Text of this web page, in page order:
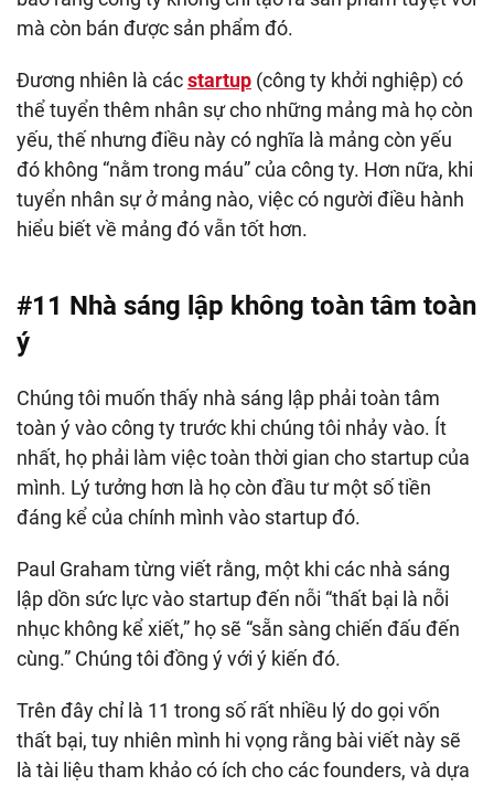
mà còn bán được sản phẩm đó.
Đương nhiên là cácstartup (công ty khởi nghiệp) có
thể tuyển thêm nhân sự cho những mảng mà họ còn
yếu, thế nhưng điều này có nghĩa là mảng còn yếu
đó không “nằm trong máu” của công ty. Hơn nữa, khi
tuyển nhân sự ở mảng nào, việc có người điều hành
hiểu biết về mảng đó vẫn tốt hơn.
#11 Nhà sáng lập không toàn tâm toàn
ý
Chúng tôi muốn thấy nhà sáng lập phải toàn tâm
toàn ý vào công ty trước khi chúng tôi nhảy vào. Ít
nhất, họ phải làm việc toàn thời gian cho startup của
mình. Lý tưởng hơn là họ còn đầu tư một số tiền
đáng kể của chính mình vào startup đó.
Paul Graham từng viết rằng, một khi các nhà sáng
lập dồn sức lực vào startup đến nỗi “thất bại là nỗi
nhục không kể xiết,” họ sẽ “sẵn sàng chiến đấu đến
cùng.” Chúng tôi đồng ý với ý kiến đó.
Trên đây chỉ là 11 trong số rất nhiều lý do gọi vốn
thất bại, tuy nhiên mình hi vọng rằng bài viết này sẽ
là tài liệu tham khảo có ích cho các founders, và dựa